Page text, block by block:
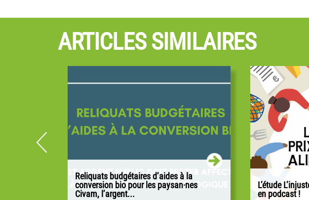
ARTICLES SIMILAIRES
Reliquats budgétaires d’aides à la
conversion bio pour les paysan·nes
Civam, l’argent...
L’étude
en podcast !